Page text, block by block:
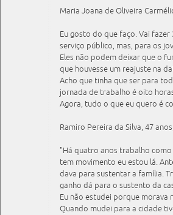
Maria Joana de Oliveira
Eu gosto do que faço. Vai
serviço público, mas, para os
Eles não podem deixar que o
que houvesse um reajuste na
Acho que tinha que ser para
jornada de trabalho é oito
Agora, tudo o que eu quero é
Ramiro Pereira da Silva, 47
"Há quatro anos trabalho
tem movimento eu estou lá.
dava para sustentar a família.
ganho dá para o sustento da
Eu não estudei porque morava
Quando mudei para a cidade